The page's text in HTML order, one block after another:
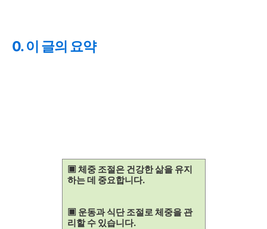
0. 이 글의 요약
▣ 체중 조절은 건강한 삶을 유지
하는 데 중요합니다.
▣ 운동과 식단 조절로 체중을 관
리할 수 있습니다.